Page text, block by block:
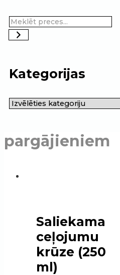
Kategorijas
pargājieniem
Saliekama
ceļojumu
krūze (250
ml)